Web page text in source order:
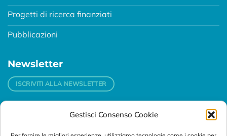
Gestisci Consenso Cookie
Progetti di ricerca finanziati
Pubblicazioni
Newsletter
ISCRIVITI ALLA NEWSLETTER